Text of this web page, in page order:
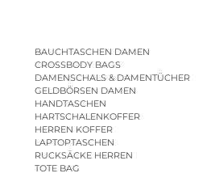
BAUCHTASCHEN DAMEN
CROSSBODY BAGS
DAMENSCHALS & DAMENTÜCHER
GELDBÖRSEN DAMEN
HANDTASCHEN
HARTSCHALENKOFFER
HERREN KOFFER
LAPTOPTASCHEN
RUCKSÄCKE HERREN
TOTE BAG